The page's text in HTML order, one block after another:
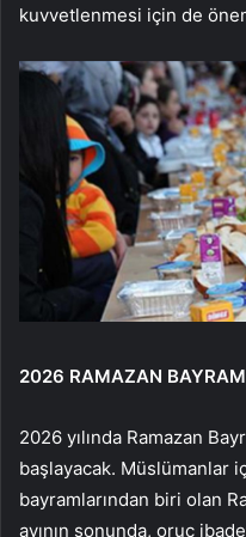
kuvvetlenmesi için de
2026 RAMAZAN
2026 yılında Ramazan
başlayacak. Müslümanlar
bayramlarından biri olan
ayının sonunda, oruç